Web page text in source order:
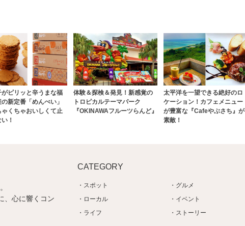
がピリッと辛うまな福
新定番「めんべい」
ゃくちゃおいしくて止
！
体験＆探検＆発見！新感覚の
トロピカルテーマパーク
『OKINAWAフルーツらんど』
太平洋を一望できる絶好のロ
ケーション！カフェメニュー
が豊富な『Cafeやぶさち』が
素敵！
、心に響くコン
CATEGORY
スポット
ローカル
ライフ
グルメ
イベント
ストーリー